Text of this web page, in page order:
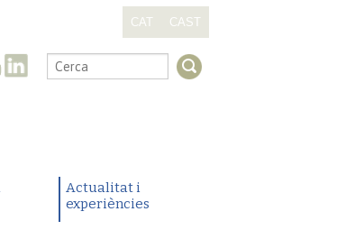
CAT CAST
.
Actualitat i
experiències